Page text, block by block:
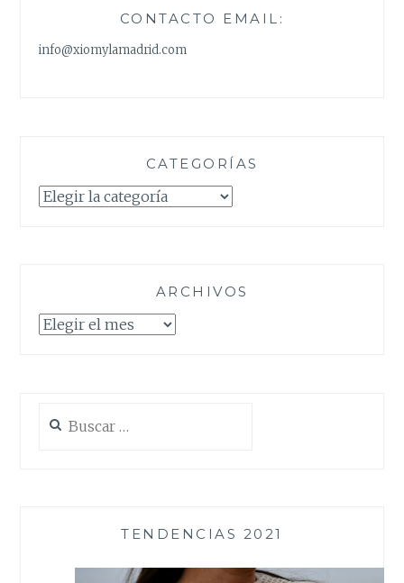
CONTACTO EMAIL:
info@xiomylamadrid.com
CATEGORÍAS
Categorías
ARCHIVOS
Archivos
TENDENCIAS 2021